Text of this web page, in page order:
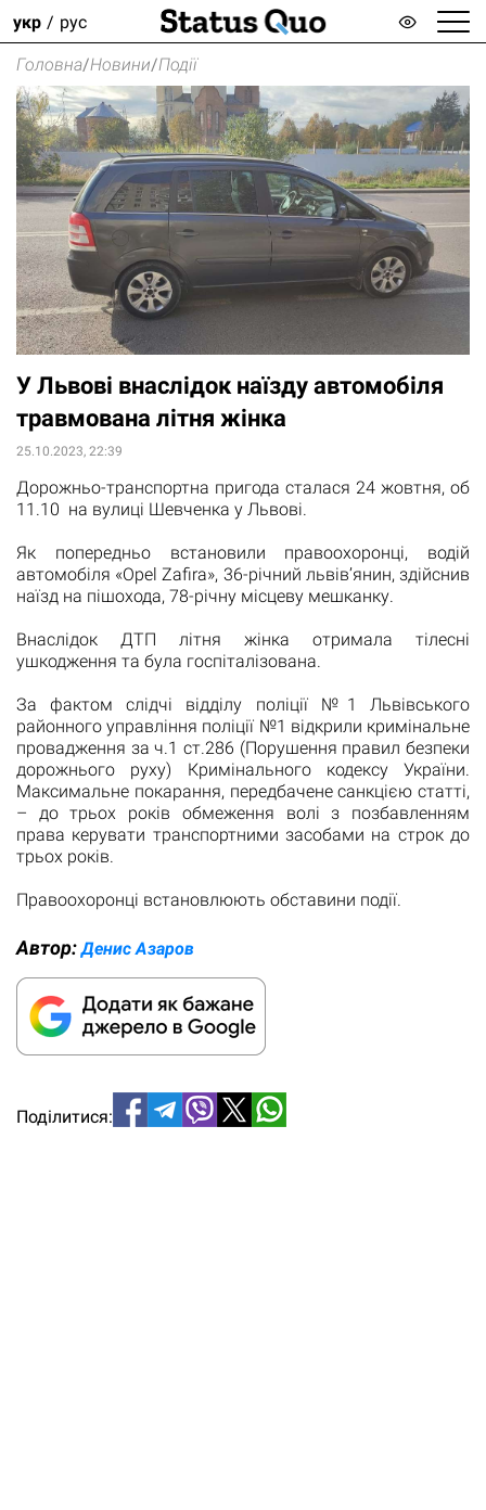
укр рус
Головна/Новини/Події
У Львові внаслідок наїзду автомобіля
травмована літня жінка
25.10.2023, 22:39
Дорожньо-транспортна пригода сталася 24 жовтня, об
11.10 на вулиці Шевченка у Львові.
Як попередньо встановили правоохоронці, водій
автомобіля «Opel Zafira», 36-річний львів’янин, здійснив
наїзд на пішохода, 78-річну місцеву мешканку.
Внаслідок ДТП літня жінка отримала тілесні
ушкодження та була госпіталізована.
За фактом слідчі відділу поліції №1 Львівського
районного управління поліції №1 відкрили кримінальне
провадження за ч.1 ст.286 (Порушення правил безпеки
дорожнього руху) Кримінального кодексу України.
Максимальне покарання, передбачене санкцією статті,
– до трьох років обмеження волі з позбавленням
права керувати транспортними засобами на строк до
трьох років.
Правоохоронці встановлюють обставини події.
Автор:Денис Азаров
Поділитися: